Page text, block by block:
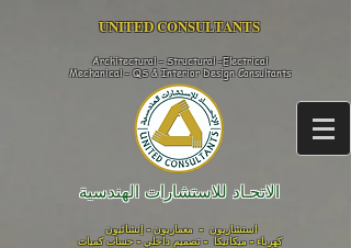
UNITED CONSULTANTS​
Architectural - Structural -Electrical
Mechanical - QS & Interior Design Consultants
الاتحـاد للاستشارات الهندسية
استشاريون - معماريون - إنشائيون
كهرباء - ميكانيكا - تصميم داخلي - حساب كميات